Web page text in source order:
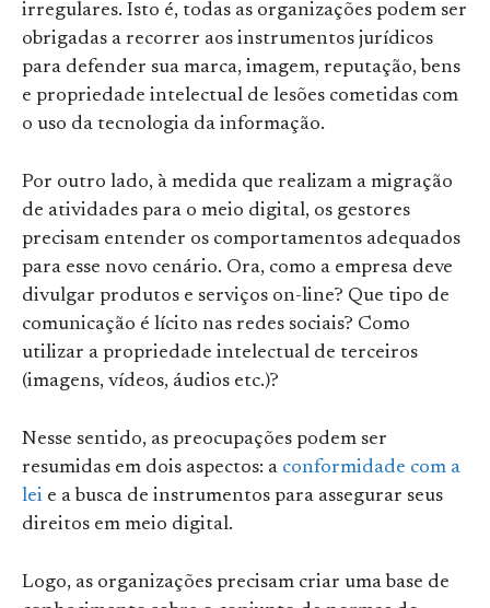
irregulares. Isto é, todas as organizações podem ser
obrigadas a recorrer aos instrumentos jurídicos
para defender sua marca, imagem, reputação, bens
e propriedade intelectual de lesões cometidas com
o uso da tecnologia da informação.
Por outro lado, à medida que realizam a migração
de atividades para o meio digital, os gestores
precisam entender os comportamentos adequados
para esse novo cenário. Ora, como a empresa deve
divulgar produtos e serviços on-line? Que tipo de
comunicação é lícito nas redes sociais? Como
utilizar a propriedade intelectual de terceiros
(imagens, vídeos, áudios etc.)?
Nesse sentido, as preocupações podem ser
resumidas em dois aspectos: a conformidade com a
lei e a busca de instrumentos para assegurar seus
direitos em meio digital.
Logo, as organizações precisam criar uma base de